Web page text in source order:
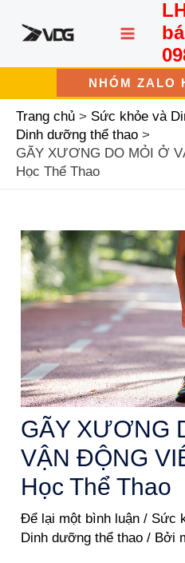
dung
MAIN
NHÓM ZALO
Trang chủ
Sức khỏe và
Dinh dưỡng thể thao
GÃY XƯƠNG DO MỎI Ở
Học Thể Thao
GÃY XƯƠNG
VẬN ĐỘNG
Học Thể Thao
Để lại một bình luận / Sức
Dinh dưỡng thể thao / Bởi